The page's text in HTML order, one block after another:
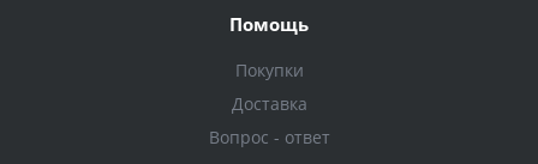
Помощь
Покупки
Доставка
Вопрос - ответ